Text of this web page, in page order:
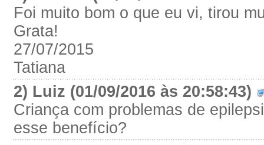
Foi muito bom o que eu vi, tirou
Grata!
27/07/2015
Tatiana
2) Luiz (01/09/2016 às 20:58:43)
Criança com problemas de
esse benefício?